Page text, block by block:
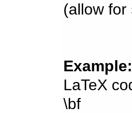
(allow
Example:
LaTeX
\bf